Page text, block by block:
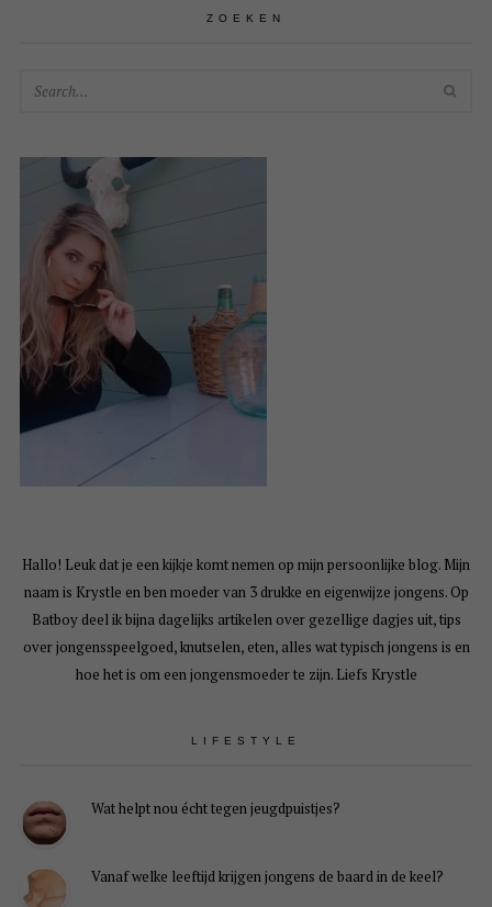
ZOEKEN
Hallo! Leuk dat je een kijkje komt nemen op mijn persoonlijke blog. Mijn
naam is Krystle en ben moeder van 3 drukke en eigenwijze jongens. Op
Batboy deel ik bijna dagelijks artikelen over gezellige dagjes uit, tips
over jongensspeelgoed, knutselen, eten, alles wat typisch jongens is en
hoe het is om een jongensmoeder te zijn. Liefs Krystle
LIFESTYLE
Wat helpt nou écht tegen jeugdpuistjes?
Vanaf welke leeftijd krijgen jongens de baard in de keel?